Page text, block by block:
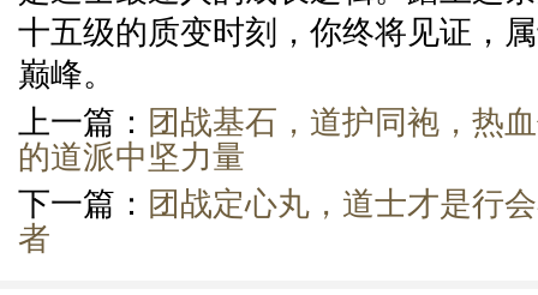
十五级的质变时刻，你终将见证，
巅峰。
上一篇： 团战基石，道护同袍，热
的道派中坚力量
下一篇： 团战定心丸，道士才是行
者